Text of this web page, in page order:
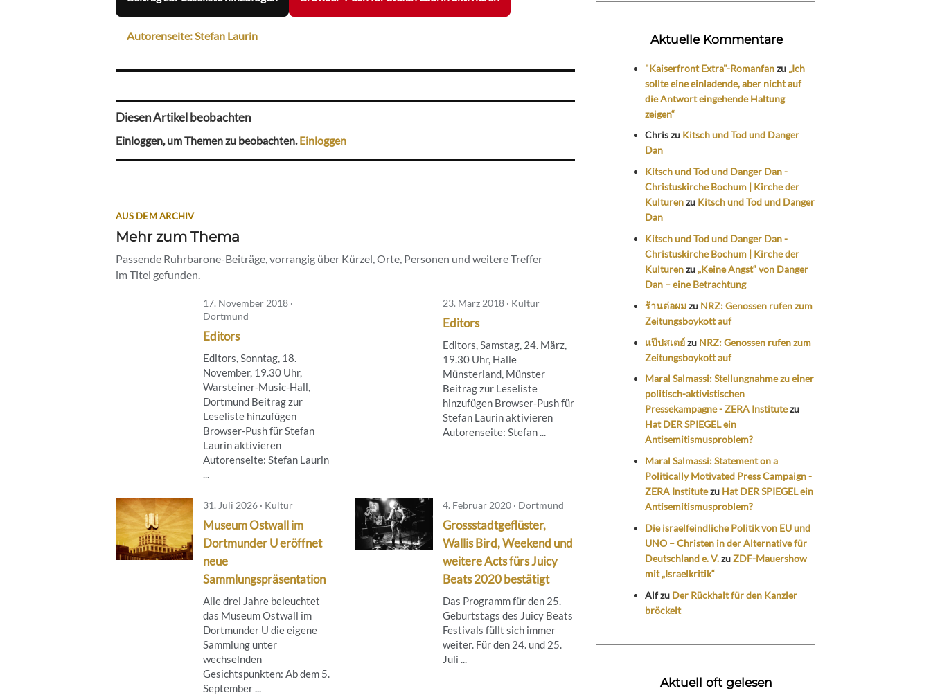
Autorenseite: Stefan Laurin
Diesen Artikel beobachten
Einloggen, um Themen zu beobachten.Einloggen
AUS DEM ARCHIV
Mehr zum Thema
Passende Ruhrbarone-Beiträge, vorrangig über Kürzel, Orte, Personen und weitere Treffer
im Titel gefunden.
17. November 2018 ·
Dortmund
Editors
Editors, Sonntag, 18.
November, 19.30 Uhr,
Warsteiner-Music-Hall,
Dortmund Beitrag zur
Leseliste hinzufügen
Browser-Push für Stefan
Laurin aktivieren
Autorenseite: Stefan Laurin
23. März 2018 · Kultur
Editors
Editors, Samstag, 24. März,
19.30 Uhr, Halle
Münsterland, Münster
Beitrag zur Leseliste
hinzufügen Browser-Push für
Stefan Laurin aktivieren
Autorenseite: Stefan ...
31. Juli 2026 · Kultur
Museum Ostwall im
Dortmunder U eröffnet
neue
Sammlungspräsentation
Alle drei Jahre beleuchtet
das Museum Ostwall im
Dortmunder U die eigene
Sammlung unter
wechselnden
Gesichtspunkten: Ab dem 5.
September ...
4. Februar 2020 · Dortmund
Grossstadtgeflüster,
Wallis Bird, Weekend und
weitere Acts fürs Juicy
Beats 2020 bestätigt
Das Programm für den 25.
Geburtstags des Juicy Beats
Festivals füllt sich immer
weiter. Für den 24. und 25.
Juli ...
Aktuelle Kommentare
"Kaiserfront Extra"-Romanfanzu „Ich
sollte eine einladende, aber nicht auf
die Antwort eingehende Haltung
zeigen“
Chriszu Kitsch und Tod und Danger
Dan
Kitsch und Tod und Danger Dan -
Christuskirche Bochum | Kirche der
Kulturenzu Kitsch und Tod und Danger
Dan
Kitsch und Tod und Danger Dan -
Christuskirche Bochum | Kirche der
Kulturenzu „Keine Angst“ von Danger
Dan – eine Betrachtung
ร้านต่อผมzu NRZ: Genossen rufen zum
Zeitungsboykott auf
แป๊ปสเตย์zu NRZ: Genossen rufen zum
Zeitungsboykott auf
Maral Salmassi: Stellungnahme zu einer
politisch-aktivistischen
Pressekampagne - ZERA Institutezu
Hat DER SPIEGEL ein
Antisemitismusproblem?
Maral Salmassi: Statement on a
Politically Motivated Press Campaign -
ZERA Institutezu Hat DER SPIEGEL ein
Antisemitismusproblem?
Die israelfeindliche Politik von EU und
UNO – Christen in der Alternative für
Deutschland e. V.zuZDF-Mauershow
mit „Israelkritik“
Alfzu Der Rückhalt für den Kanzler
bröckelt
Aktuell oft gelesen